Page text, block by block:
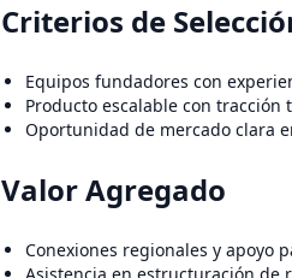
Criterios de
Equipos fundadores con
Producto escalable con tracción
Oportunidad de mercado clara
Valor Agregado
Conexiones regionales y apoyo